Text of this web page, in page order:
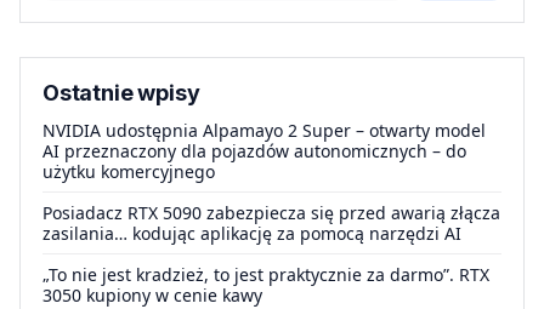
Ostatnie wpisy
NVIDIA udostępnia Alpamayo 2 Super – otwarty model
AI przeznaczony dla pojazdów autonomicznych – do
użytku komercyjnego
Posiadacz RTX 5090 zabezpiecza się przed awarią złącza
zasilania… kodując aplikację za pomocą narzędzi AI
„To nie jest kradzież, to jest praktycznie za darmo”. RTX
3050 kupiony w cenie kawy